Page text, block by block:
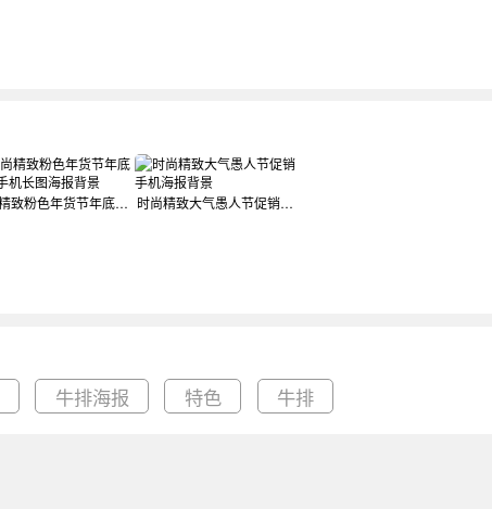
时尚精致粉色年货节年底促销手机长图海报背景 时尚精致大气愚人节促销手机海报背景
牛排海报 特色 牛排